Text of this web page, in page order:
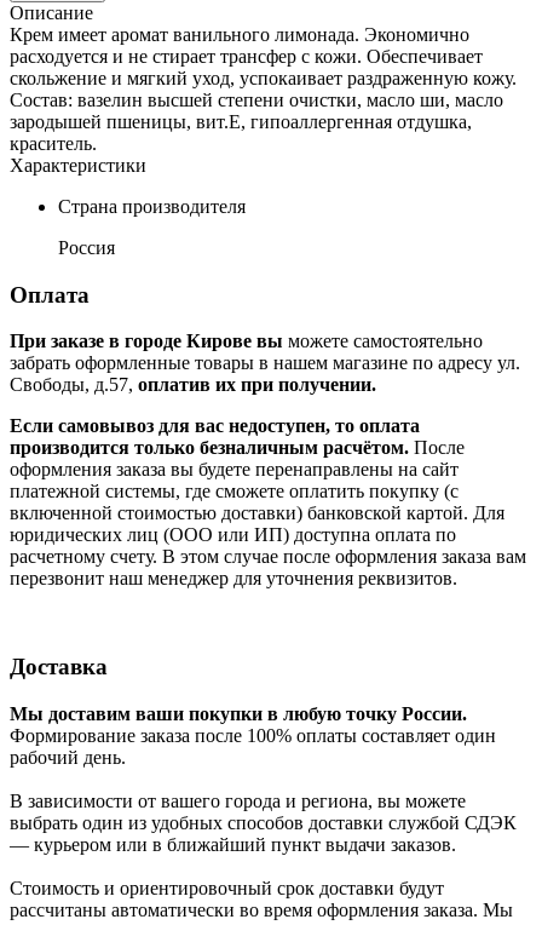
Описание
Крем имеет аромат ванильного лимонада. Экономично
расходуется и не стирает трансфер с кожи. Обеспечивает
скольжение и мягкий уход, успокаивает раздраженную кожу.
Состав: вазелин высшей степени очистки, масло ши, масло
зародышей пшеницы, вит.Е, гипоаллергенная отдушка,
краситель.
Характеристики
Страна производителя
Россия
Оплата
При заказе в городе Кирове вы можете самостоятельно
забрать оформленные товары в нашем магазине по адресу ул.
Свободы, д.57, оплатив их при получении.
Если самовывоз для вас недоступен, то оплата
производится только безналичным расчётом. После
оформления заказа вы будете перенаправлены на сайт
платежной системы, где сможете оплатить покупку (с
включенной стоимостью доставки) банковской картой. Для
юридических лиц (ООО или ИП) доступна оплата по
расчетному счету. В этом случае после оформления заказа вам
перезвонит наш менеджер для уточнения реквизитов.
Доставка
Мы доставим ваши покупки в любую точку России.
Формирование заказа после 100% оплаты составляет один
рабочий день.
В зависимости от вашего города и региона, вы можете
выбрать один из удобных способов доставки службой СДЭК
— курьером или в ближайший пункт выдачи заказов.
Стоимость и ориентировочный срок доставки будут
рассчитаны автоматически во время оформления заказа. Мы